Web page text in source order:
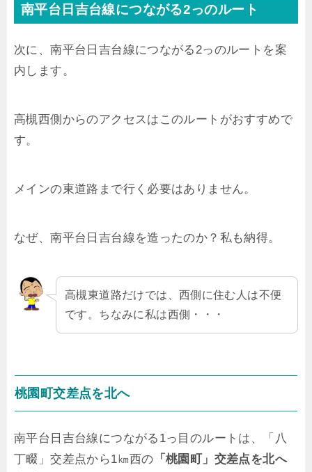
南平台日吉台線につながる2っのルート
次に、南平台日吉台線につながる2っのルートを案
内します。
高槻西側からのアクセスはこのルートがおすすめで
す。
メインの東道路まで行く必要はありません。
なぜ、南平台日吉台線を造ったのか？私も納得。
高槻東道路だけでは、西側に住む人は不便
です。ちなみに私は西側・・・
桃園町交差点を北へ
南平台日吉台線につながる1っ目のルートは、「八
丁畷」交差点から1㎞西の 「桃園町」交差点を北へ